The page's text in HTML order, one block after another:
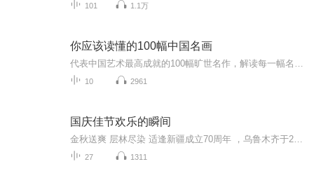
101 1.1万
你应该读懂的100幅中国名画
10 2961
国庆佳节欢乐的瞬间
27 1311